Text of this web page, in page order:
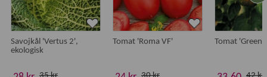
Savojkål 'Vertus 2',
ekologisk
Tomat 'Roma VF' Tomat 'Green